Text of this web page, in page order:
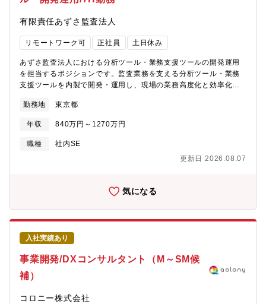
景をお持ちの方にもぜひご応募いただきたいポジションです。
「ITスキルを、もっと手応えのある仕事に活かしたい」方他業界
の情報システム部門などでIT・システム運用のご経験を積まれて
おり、これまでのスキルを建設DXの人材育成・採用という新たな
フィールドで発揮できる環境です。「専門性を活かしつつ、働き
方も見直したい」方コンサルティングファームなどで高い専門
性・プロジェクト推進力を培ってきたものの、ワークライフバラ
わりながらもメリハリのある働き方を実現できます。「最初の一
アをスタートさせたばかりで、環境を変えて再出発を考えている
第二新卒の方。若手が裁量を持って挑戦できる風土と、丁寧なサ
有限責任あずさ監査法人
リモートワーク可 正社員 土日休み
あずさ監査法人における分析ツール・業務支援ツールの開発運用
を担当するポジションです。監査業務を支える分析ツール・業務
支援ツールを内製で開発・運用し、現場の業務高度化と効率化を
改ざん検知、不正リスク検知モデルなど、不正・リスク領域に直
結するデータ分析基盤の構築に携わることが可能です。さらに社
内AIツールやプロジェクト管理ツールの開発を通じて、最新テク
ノロジーを活用した業務変革を推進しながら、ビジネス理解と開
audit/addressriskoffraud.html） ・子会社リスクスコアリン
グ ・ 証憑改ざん検知 ・不正リスク検知モデル など●業務支
援ツールの内製開発・運用 ・社内AIツール ・プロジェクト管
理ツール など【Digital Innovation部のご紹介】
https://digital.azsa.or.jp/あずさ監査法人 Digital Innovation &
Assurance 統轄事業部（DIA）は、最先端のデジタル技術やAIを
駆使し、会計監査の高度化・効率化や不正の検知・防止、データ
ドリブンな意思決定の実現など、会計監査・経理財務領域の
DX（デジタルトランスフォーメーション）を推進しています。<
DXhttps://kpmg.com/jp/ja/home/services/audit/digital-
勤務地 東京都
年収 840万円～1270万円
職種
社内SE
更新日 2026.08.07
気になる
入社実績あり
事業開発/DXコンサルタント（M～SM候
補）
コロニー株式会社